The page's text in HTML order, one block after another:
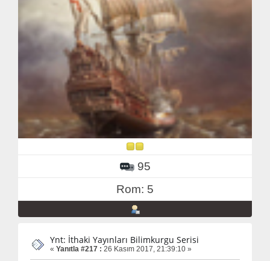
95
Rom: 5
Ynt: İthaki Yayınları Bilimkurgu Serisi
« Yanıtla #217 : 26 Kasım 2017, 21:39:10 »